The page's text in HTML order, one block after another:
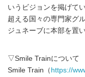
いうビジョンを掲げて
超える国々の専門家グ
ジュネーブに本部を置
▽Smile Trainについて
Smile Train（ https://